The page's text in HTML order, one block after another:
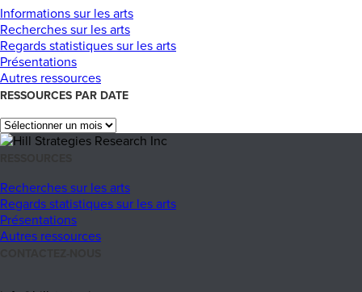
Informations sur les arts
Recherches sur les arts
Regards statistiques sur les arts
Présentations
Autres ressources
RESSOURCES PAR DATE
Recherches sur les arts
Regards statistiques sur les arts
Présentations
Autres ressources